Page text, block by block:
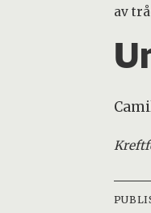
av